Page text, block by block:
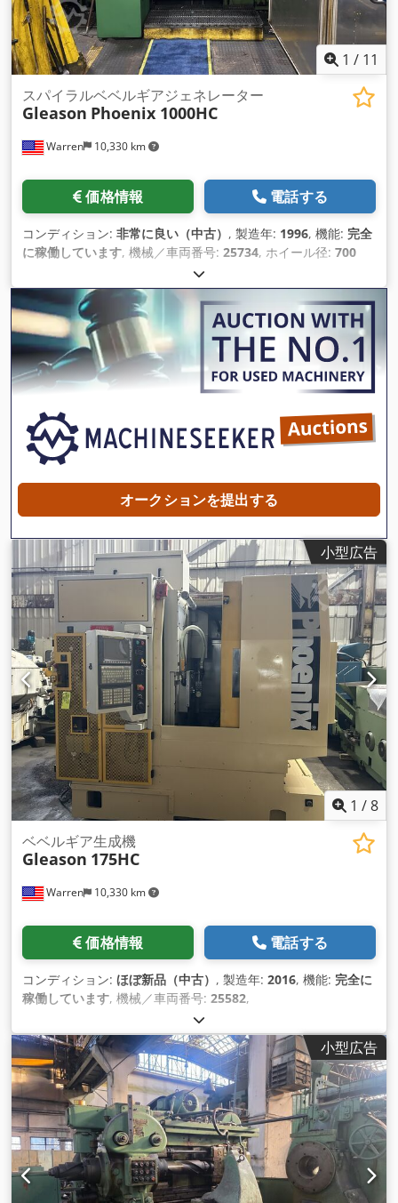
1 / 11
Warren 10,330 km
スパイラルベベルギアジェネレーター
Gleason Phoenix 1000HC
価格情報 電話する
コンディション: 非常に良い（中古） , 製造年: 1996, 機能: 完全
に稼働しています, 機械／車両番号: 25734, ホイール径: 700
, ホイール幅:
主軸最高回転数:67 回転/分, 送り長さ X軸:610 mm, Y軸送り
長さ:610 mm , 送り長さ Z軸: 725 mm , 旋回範囲:95 °, スピン
ドル貫通孔:203 mm, Ｘ軸移動量:610 mm , Z軸移動距離: 725
mm, 装備:回転速度無段階可変
オークションを提出する
小型広告
1 /8
Warren 10,330 km
ベベルギア生成機
Gleason 175HC
価格情報 電話する
コンディション: ほぼ新品（中古） , 製造年: 2016, 機能: 完全に
稼働しています, 機械／車両番号: 25582,
小型広告